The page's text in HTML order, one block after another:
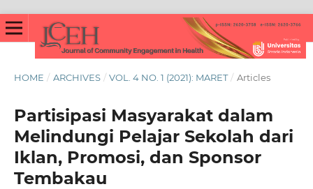
HOME / ARCHIVES / VOL. 4 NO. 1 (2021): MARET / Articles
Partisipasi Masyarakat dalam
Melindungi Pelajar Sekolah dari
Iklan, Promosi, dan Sponsor
Tembakau